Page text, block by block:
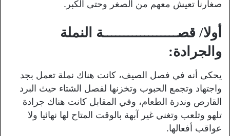
صغارنا تعيش معهم من الصغر وحتى الكبر.
أولا/ قصــــــــــــــــــة النملة
والجرادة:
يحكى أنه في فصل الصيف، كانت هناك نملة تعمل بجد
واجتهاد وتجمع الحبوب وتخزنها لفصل الشتاء حيث البرد
القارص وندرة الطعام، وفي المقابل كانت هناك جرادة
تلهو وتلعب وتغني غير آبهة بالوقت المتاح لها نهائيا ولا
عواقب أفعالها.